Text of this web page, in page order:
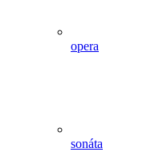
opera
sonáta